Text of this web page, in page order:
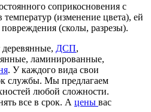
соприкосновения с
температур (изменение цвета), ей
(сколы, разрезы).
ДСП,
ламинированные,
. У каждого вида свои
службы. Мы предлагаем
любой сложности.
все в срок. А цены вас